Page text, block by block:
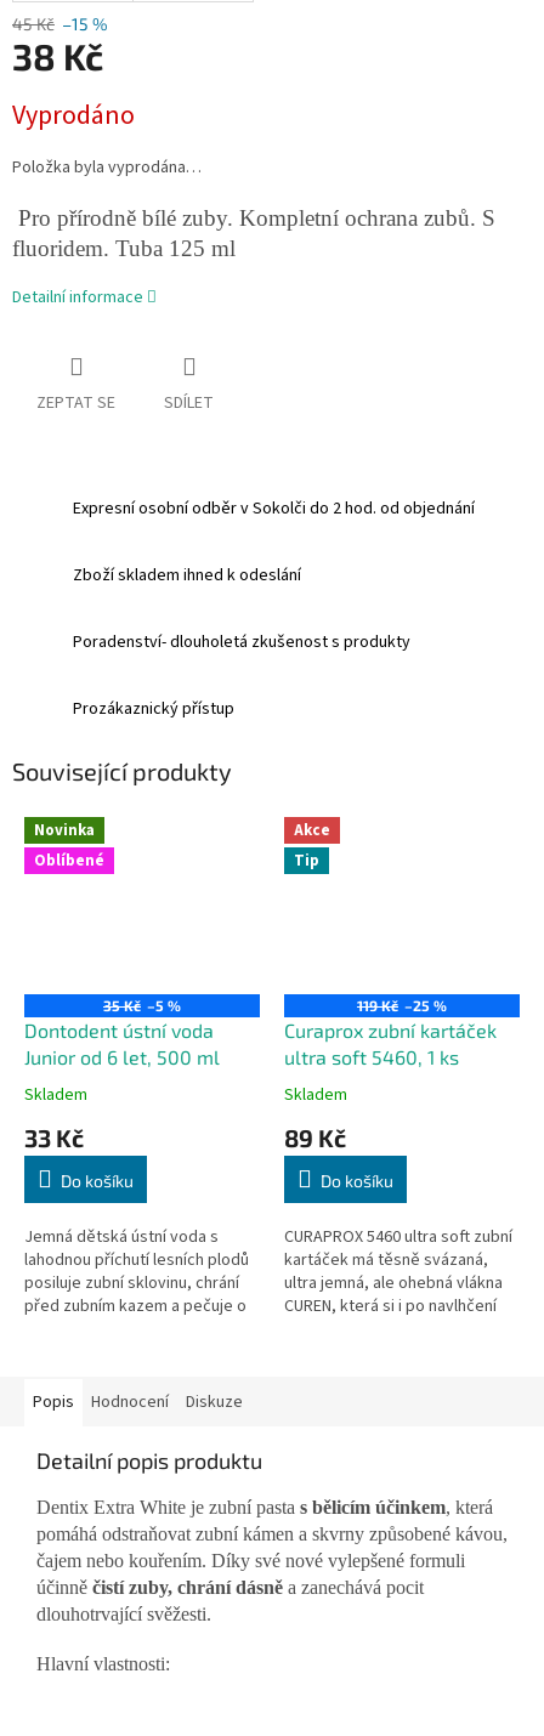
45 Kč –15 %
38 Kč
cena:
Vyprodáno
Položka byla vyprodána…
Pro přírodně bílé zuby. Kompletní ochrana zubů. S
fluoridem. Tuba 125 ml
Detailní informace
ZEPTAT SE SDÍLET
Expresní osobní odběr v Sokolči do 2 hod. od objednání
Zboží skladem ihned k odeslání
Poradenství- dlouholetá zkušenost s produkty
Prozákaznický přístup
Související produkty
Novinka
Oblíbené
35 Kč –5 %
Dontodent ústní voda
Junior od 6 let, 500 ml
Skladem
33 Kč
Do košíku
Jemná dětská ústní voda s
lahodnou příchutí lesních plodů
posiluje zubní sklovinu, chrání
před zubním kazem a pečuje o
Akce
Tip
119 Kč –25 %
Curaprox zubní kartáček
ultra soft 5460, 1 ks
Skladem
89 Kč
Do košíku
CURAPROX 5460 ultra soft zubní
kartáček má těsně svázaná,
ultra jemná, ale ohebná vlákna
CUREN, která si i po navlhčení
Popis Hodnocení Diskuze
Detailní popis produktu
Dentix Extra White je zubní pasta s bělicím účinkem, která
pomáhá odstraňovat zubní kámen a skvrny způsobené kávou,
čajem nebo kouřením. Díky své nové vylepšené formuli
účinně čistí zuby, chrání dásně a zanechává pocit
dlouhotrvající svěžesti.
Hlavní vlastnosti: